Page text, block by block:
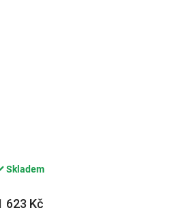
Skladem
623 Kč